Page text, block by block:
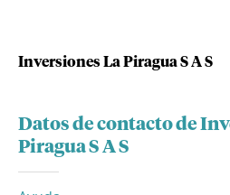
Inversiones La Piragua S A S
Datos de contacto de
Piragua S A S